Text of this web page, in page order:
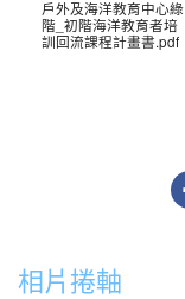
戶外及海洋教育中心綠
階_初階海洋教育者培
訓回流課程計畫書.pdf
相片捲軸